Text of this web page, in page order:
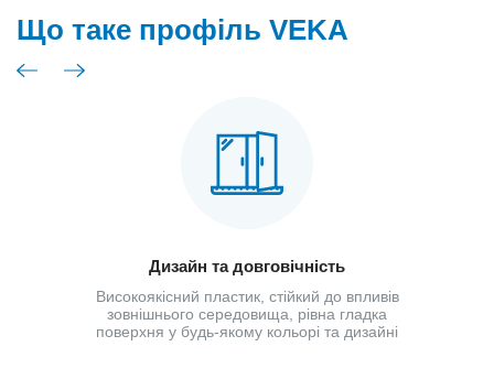
Що таке профіль VEKA
Дизайн та довговічність
Високоякісний пластик, стійкий до впливів
зовнішнього середовища, рівна гладка
поверхня у будь-якому кольорі та дизайні